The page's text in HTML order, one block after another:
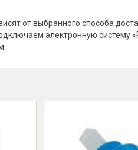
от выбранного способа
электронную систему